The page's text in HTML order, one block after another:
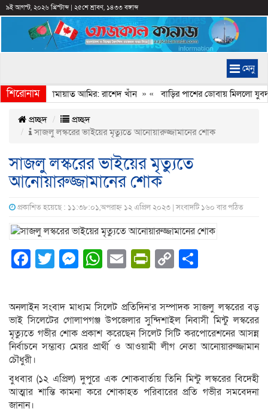
৯ই আগস্ট, ২০২৬ খ্রিস্টাব্দ| ২৫শে শ্রাবণ, ১৪৩৩ বঙ্গাব্দ
মেনু
শিরোনাম
করেন জামায়াত আমির: রাশেদ খাঁন» «বাড়ির পাশের ডোবায় মিললো
প্রচ্ছদ
প্রচ্ছদ
সাজলু লস্করের ভাইয়ের মৃত্যুতে আনোয়ারুজ্জামানের শোক
সাজলু লস্করের ভাইয়ের মৃত্যুতে
আনোয়ারুজ্জামানের শোক
প্রকাশিত হয়েছে : ১১:৩৮:০১,অপরাহ্ন ১২ এপ্রিল ২০২৩ | সংবাদটি ১৬০ বার পঠিত
Facebook
Twitter
Messenger
WhatsApp
EmailPrintFriendly
Copy
অনলাইন সংবাদ মাধ্যম সিলেট প্রতিদিন’র সম্পাদক সাজলু লস্করের বড়
ভাই সিলেটের গোলাপগঞ্জ উপজেলার সুন্দিশাইল নিবাসী মিন্টু লস্করের
মৃত্যুতে গভীর শোক প্রকাশ করেছেন সিলেট সিটি করপোরেশনের আসন্ন
নির্বাচনে সম্ভাব্য মেয়র প্রার্থী ও আওয়ামী লীগ নেতা আনোয়ারুজ্জামান
চৌধুরী।
বুধবার (১২ এপ্রিল) দুপুরে এক শোকবার্তায় তিনি মিন্টু লস্করের বিদেহী
আত্মার শান্তি কামনা করে শোকাহত পরিবারের প্রতি গভীর সমবেদনা
জানান।